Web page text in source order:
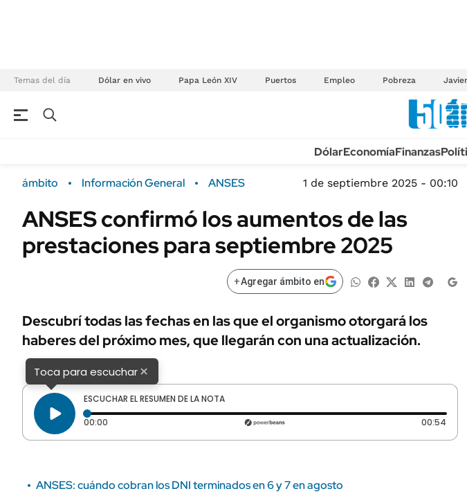
Temas del día Dólar en vivo Papa León XIV Puertos Empleo Pobreza
Campo
FINANZAS
ÁMBITO DEBATE
MEDIAKIT AMBITO DEBATE
Sustentabilidad
ENERGY REPORT
POLÍTICA
TECNOLOGÍA
MÉXICO
MUNDO
INFORMACIÓN
LIFESTYLE
AUTOS
DólarEconomíaFinanzas
ámbito Información General ANSES 1 de septiembre 2025 - 00:10
ANSES confirmó los aumentos de las
prestaciones para septiembre 2025
+Agregar ámbito en
Descubrí todas las fechas en las que el organismo otorgará los
haberes del próximo mes, que llegarán con una actualización.
Toca para escuchar×
ESCUCHAR EL RESUMEN DE LA NOTA
00:00 Tiempo transcurrido: 0 segundos 00:54
ANSES: cuándo cobran los DNI terminados en 6 y 7 en agosto